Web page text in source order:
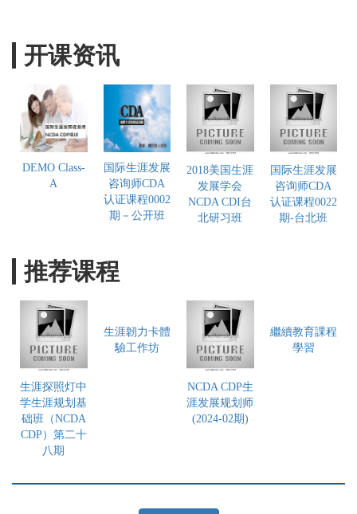
开课资讯
DEMO Class-
A
国际生涯发展
咨询师CDA
认证课程0002
期－公开班
2018美国生涯
发展学会
NCDA CDI台
北研习班
国际生涯发展
咨询师CDA
认证课程0022
期-台北班
推荐课程
生涯探照灯中
学生涯规划基
础班（NCDA
CDP）第二十
八期
生涯韌力卡體
驗工作坊
NCDA CDP生
涯发展规划师
(2024-02期)
繼續教育課程
學習